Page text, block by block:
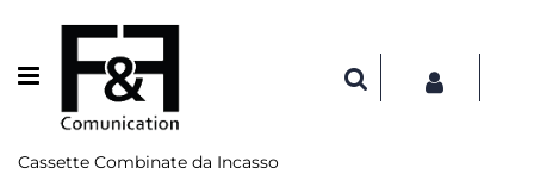
Open menu
Cassette Combinate da Incasso